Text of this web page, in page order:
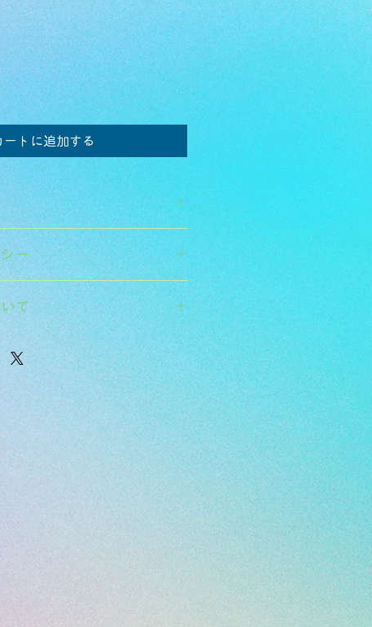
ートに追加する
ください。サイズ、素材、取扱説
やおすすめのポイントなどを説明
ー
してください。商品にご満足いた
品・返金ポリシーと手順を説明し
を明確にすることで、お客様の信
商品をご購入いただけます。
て
時間、梱包など、商品の配送に関
ださい。配送情報を明確にするこ
獲得し、安心して商品をご購入い